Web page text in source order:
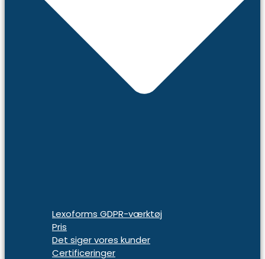
Lexoforms GDPR-værktøj
Pris
Det siger vores kunder
Certificeringer